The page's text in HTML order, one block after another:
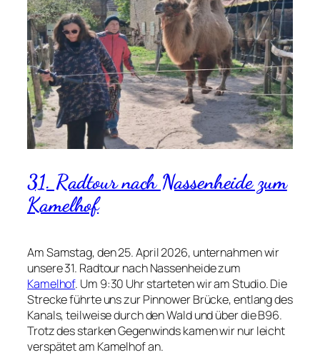
31. Radtour nach Nassenheide zum
Kamelhof
Am Samstag, den 25. April 2026, unternahmen wir
unsere 31. Radtour nach Nassenheide zum
Kamelhof. Um 9:30 Uhr starteten wir am Studio. Die
Strecke führte uns zur Pinnower Brücke, entlang des
Kanals, teilweise durch den Wald und über die B96.
Trotz des starken Gegenwinds kamen wir nur leicht
verspätet am Kamelhof an.